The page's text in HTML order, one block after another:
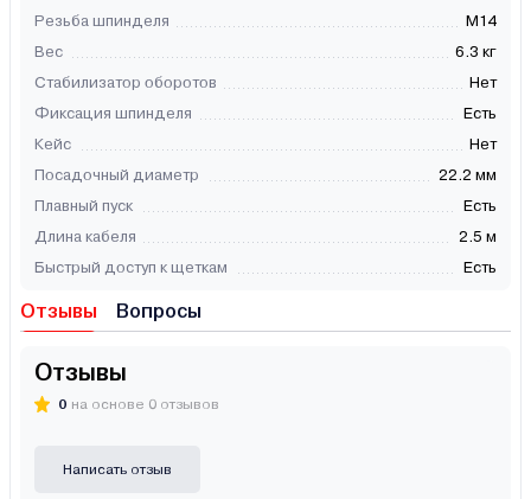
Резьба шпинделя
М14
Вес
6.3 кг
Стабилизатор оборотов
Нет
Фиксация шпинделя
Есть
Кейс
Нет
Посадочный диаметр
22.2 мм
Плавный пуск
Есть
Длина кабеля
2.5 м
Быстрый доступ к щеткам
Есть
Отзывы Вопросы
Отзывы
0 на основе 0 отзывов
Написать отзыв